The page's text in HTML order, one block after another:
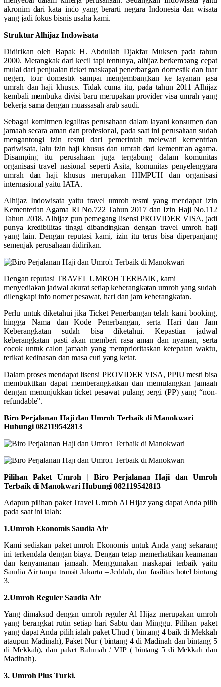
akronim dari kata indo yang berarti negara Indonesia dan wisata
yang jadi fokus bisnis usaha kami.
Struktur Alhijaz Indowisata
Didirikan oleh Bapak H. Abdullah Djakfar Muksen pada tahun
2000. Merangkak dari kecil tapi tentunya, alhijaz berkembang cepat
mulai dari penjualan ticket maskapai penerbangan domestik dan luar
negeri, tour domestik sampai mengembangkan ke layanan jasa
umrah dan haji khusus. Tidak cuma itu, pada tahun 2011 Alhijaz
kembali membuka divisi baru merupakan provider visa umrah yang
bekerja sama dengan muassasah arab saudi.
Sebagai komitmen legalitas perusahaan dalam layani konsumen dan
jamaah secara aman dan profesional, pada saat ini perusahaan sudah
mengantongi izin resmi dari pemerintah melewati kementrian
pariwisata, lalu izin haji khusus dan umrah dari kementrian agama.
Disamping itu perusahaan juga tergabung dalam komunitas
organisasi travel nasional seperti Asita, komunitas penyelenggara
umrah dan haji khusus merupakan HIMPUH dan organisasi
internasional yaitu IATA.
Alhijaz Indowisata yaitu travel umroh resmi yang mendapat izin
Kementerian Agama RI No.722 Tahun 2017 dan Izin Haji No.112
Tahun 2018. Alhijaz pun pemegang lisensi PROVIDER VISA, jadi
punya kredibilitas tinggi dibandingkan dengan travel umroh haji
yang lain. Dengan reputasi kami, izin itu terus bisa diperpanjang
semenjak perusahaan didirikan.
Dengan reputasi TRAVEL UMROH TERBAIK, kami
menyediakan jadwal akurat setiap keberangkatan umroh yang sudah
dilengkapi info nomer pesawat, hari dan jam keberangkatan.
Perlu untuk diketahui jika Ticket Penerbangan telah kami booking,
hingga Nama dan Kode Penerbangan, serta Hari dan Jam
Keberangkatan sudah bisa diketahui. Kepastian jadwal
keberangkatan pasti akan memberi rasa aman dan nyaman, serta
cocok untuk calon jamaah yang memprioritaskan ketepatan waktu,
terikat kedinasan dan masa cuti yang ketat.
Dalam proses mendapat lisensi PROVIDER VISA, PPIU mesti bisa
membuktikan dapat memberangkatkan dan memulangkan jamaah
dengan menunjukkan ticket pesawat pulang pergi (PP) yang “non-
refundable”.
Biro Perjalanan Haji dan Umroh Terbaik di Manokwari
Hubungi 082119542813
Pilihan Paket Umroh | Biro Perjalanan Haji dan Umroh
Terbaik di Manokwari Hubungi 082119542813
Adapun pilihan paket Travel Umroh Al Hijaz yang dapat Anda pilih
pada saat ini ialah:
1.Umroh Ekonomis Saudia Air
Kami sediakan paket umroh Ekonomis untuk Anda yang sekarang
ini terkendala dengan biaya. Dengan tetap memerhatikan keamanan
dan kenyamanan jamaah. Menggunakan maskapai terbaik yaitu
Saudia Air tanpa transit Jakarta – Jeddah, dan fasilitas hotel bintang
3.
2.Umroh Reguler Saudia Air
Yang dimaksud dengan umroh reguler Al Hijaz merupakan umroh
yang berangkat rutin setiap hari Sabtu dan Minggu. Pilihan paket
yang dapat Anda pilih ialah paket Uhud ( bintang 4 baik di Mekkah
ataupun Madinah), Paket Nur ( bintang 4 di Madinah dan bintang 5
di Mekkah), dan paket Rahmah / VIP ( bintang 5 di Mekkah dan
Madinah).
3. Umroh Plus Turki.